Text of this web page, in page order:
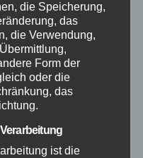
die Speicherung,
das
die Verwendung,
Form der
oder die
das
ist die